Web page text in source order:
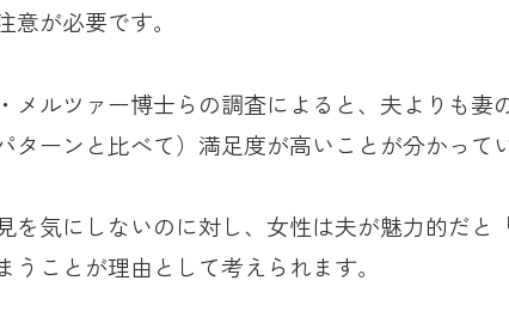
が必要です。
メルツァー博士らの調査によると、夫よりも妻
ーンと比べて）満足度が高いことが分かってい
を気にしないのに対し、女性は夫が魅力的だと
ことが理由として考えられます。